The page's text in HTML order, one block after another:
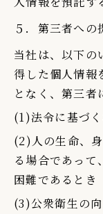
５．第三者への
当社は、以下の
得した個人情報
となく、第三者
(1)法令に基づ
(2)人の生命、
る場合であって
困難であるとき
(3)公衆衛生の